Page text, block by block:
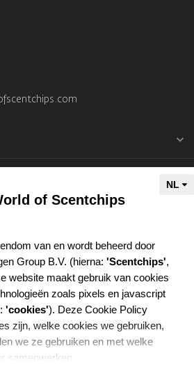
of Scentchips
van en wordt beheerd door
Group B.V. (hierna: 'Scentchips',
website maakt gebruik van cookies
zoals pixels en javascript
'cookies'). Deze Cookie Policy
zijn, welke cookies we gebruiken,
we ze gebruiken en met welke
samenwerken.